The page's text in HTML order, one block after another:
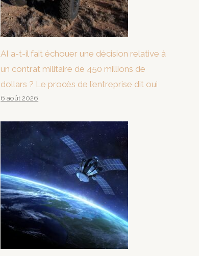
AI a-t-il fait échouer une décision relative à
un contrat militaire de 450 millions de
dollars ? Le procès de l’entreprise dit oui
6 août 2026